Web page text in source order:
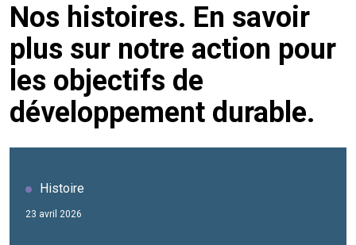
Nos histoires. En savoir
plus sur notre action pour
les objectifs de
développement durable.
Histoire
23 avril 2026